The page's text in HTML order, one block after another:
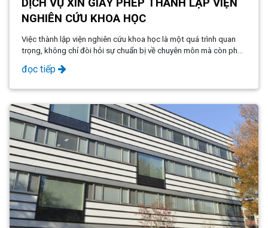
DỊCH VỤ XIN GIẤY PHÉP THÀNH LẬP VIỆN
NGHIÊN CỨU KHOA HỌC
Việc thành lập viện nghiên cứu khoa học là một quá trình quan
trọng, không chỉ đòi hỏi sự chuẩn bị về chuyên môn mà còn phải
tuân thủ các quy định pháp lý nghiêm ngặt.
đọc tiếp